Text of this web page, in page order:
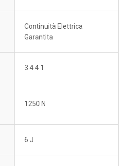
Continuità Elettrica
Garantita
3 4 4 1
1250 N
6 J